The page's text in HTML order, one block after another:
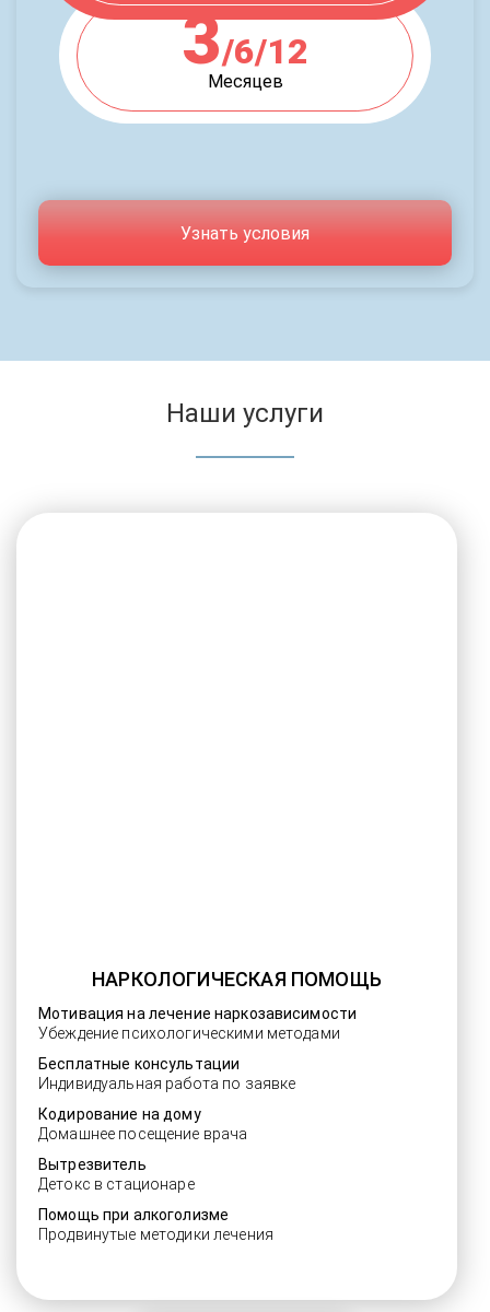
3/6/12
Месяцев
Узнать условия
Наши услуги
НАРКОЛОГИЧЕСКАЯ ПОМОЩЬ
Мотивация на лечение наркозависимости
Убеждение психологическими методами
Бесплатные консультации
Индивидуальная работа по заявке
Кодирование на дому
Домашнее посещение врача
Вытрезвитель
Детокс в стационаре
Помощь при алкоголизме
Продвинутые методики лечения